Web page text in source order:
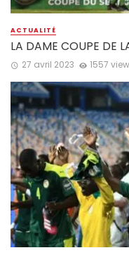
ACTUALITÉ
LA DAME COUPE DE
27 avril 2023 1557